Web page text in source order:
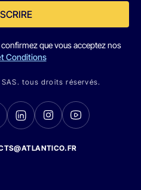
que vous acceptez nos
Conditions
tous droits réservés.